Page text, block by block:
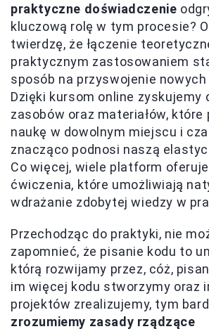
praktyczne doświadczenie
kluczową rolę w tym procesie?
twierdzę, że łączenie
praktycznym zastosowaniem
sposób na przyswojenie
Dzięki kursom online zyskujemy
zasobów oraz materiałów, które
naukę w dowolnym miejscu i
znacząco podnosi naszą
Co więcej, wiele platform
ćwiczenia, które umożliwiają
wdrażanie zdobytej wiedzy w
Przechodząc do praktyki, nie
zapomnieć, że pisanie kodu to
którą rozwijamy przez, cóż,
im więcej kodu stworzymy oraz
projektów zrealizujemy, tym
zrozumiemy zasady rządzące